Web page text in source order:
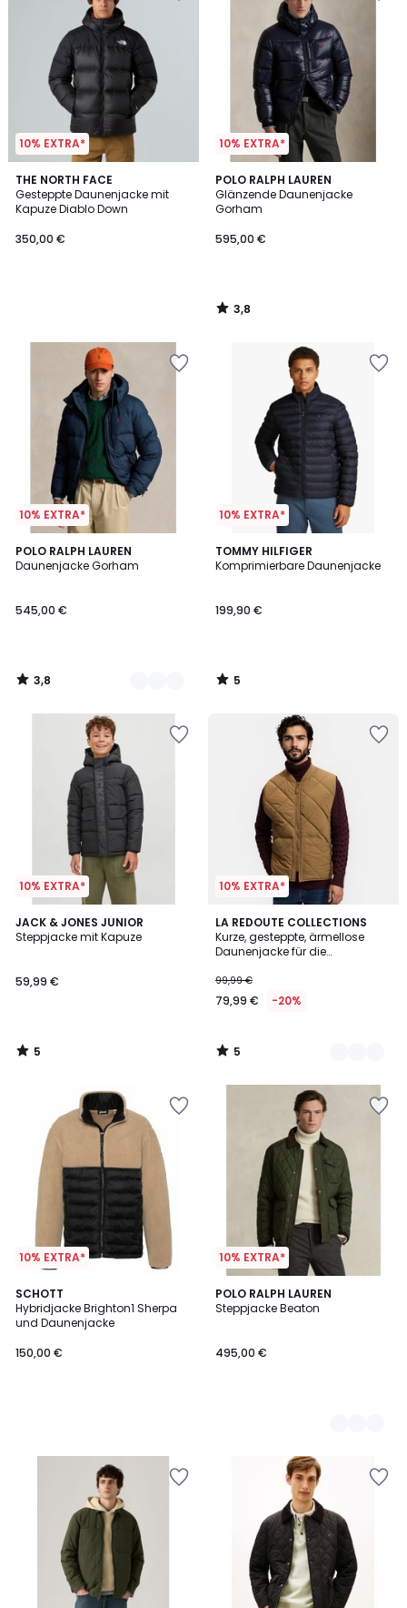
10% EXTRA*
THE NORTH FACE
Gesteppte Daunenjacke mit
Kapuze Diablo Down
350,00 €
10% EXTRA*
POLO RALPH LAUREN
Glänzende Daunenjacke
Gorham
595,00 €
3,8
/ 5
3,8
/
10% EXTRA*
POLO RALPH LAUREN
Daunenjacke Gorham
545,00 €
3,8
/ 5
2
Farben
3,8
/
10% EXTRA*
TOMMY HILFIGER
Komprimierbare Daunenjacke
199,90 €
5
/
5
/
10% EXTRA*
JACK & JONES JUNIOR
Steppjacke mit Kapuze
59,99 €
5
/
5
/
10% EXTRA*
LA REDOUTE COLLECTIONS
Kurze, gesteppte, ärmellose
Daunenjacke für die
99,99 €
79,99 € -20%
5
/
5
2
Farben
5
/
10% EXTRA*
SCHOTT
Hybridjacke Brighton1 Sherpa
und Daunenjacke
150,00 €
10% EXTRA*
POLO RALPH LAUREN
Steppjacke Beaton
495,00 €
2
Farben